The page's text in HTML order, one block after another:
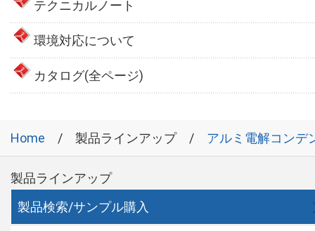
テクニカルノート
環境対応について
カタログ(全ページ)
Home 製品ラインアップ アルミ電解コンデ
製品ラインアップ
製品検索/サンプル購入